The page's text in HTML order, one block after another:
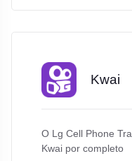
Kwai
O Lg Cell Phone
Kwai por completo